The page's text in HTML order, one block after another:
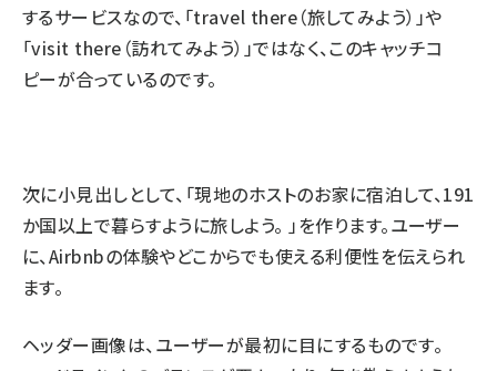
するサービスなので、「travel there（旅してみよう）」や
「visit there（訪れてみよう）」ではなく、このキャッチコ
ピーが合っているのです。
次に小見出しとして、「現地のホストのお家に宿泊して、191
か国以上で暮らすように旅しよう。 」を作ります。ユーザー
に、Airbnbの体験やどこからでも使える利便性を伝えられ
ます。
ヘッダー画像は、ユーザーが最初に目にするものです。